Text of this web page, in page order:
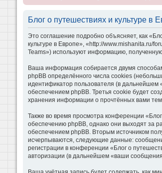
Блог о путешествиях и культуре
Это соглашение подробно объясняет, как
культуре в Европе», «http://www.mishanita.ru/
Teams») используют информацию,
Ваша информация собирается двумя
phpBB определённого числа cookies
идентификатор пользователя (в
обеспечением phpBB. Третья cookie будет
хранения информации о прочтённых вами
Также во время просмотра конференции
обеспечению phpBB, однако они выходят за
обеспечением phpBB. Вторым источником
исчерпываются, следующие данные:
регистрации в конференции «Блог о
авторизации (в дальнейшем «ваши